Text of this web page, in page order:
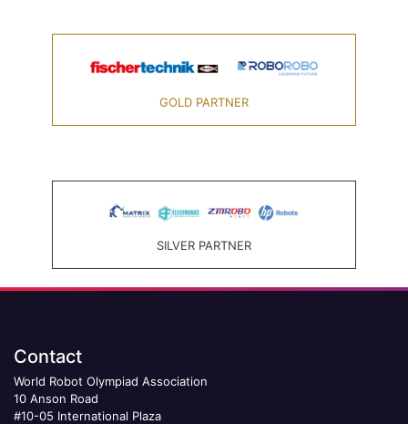
GOLD PARTNER
SILVER PARTNER
Contact
World Robot Olympiad Association
10 Anson Road
#10-05 International Plaza